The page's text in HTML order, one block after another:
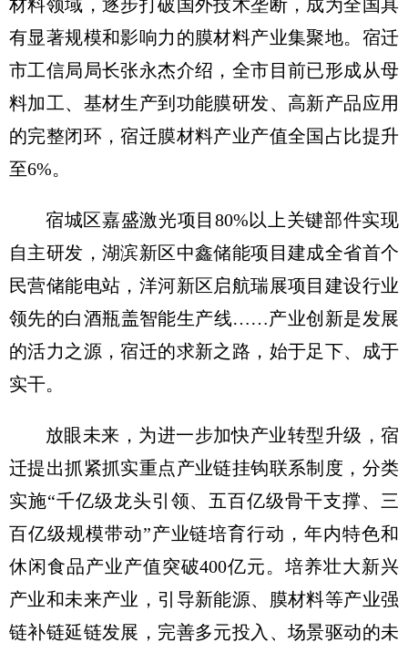
材料领域，逐步打破国外技术垄断，成为全国具
有显著规模和影响力的膜材料产业集聚地。宿迁
市工信局局长张永杰介绍，全市目前已形成从母
料加工、基材生产到功能膜研发、高新产品应用
的完整闭环，宿迁膜材料产业产值全国占比提升
至6%。
宿城区嘉盛激光项目80%以上关键部件实现
自主研发，湖滨新区中鑫储能项目建成全省首个
民营储能电站，洋河新区启航瑞展项目建设行业
领先的白酒瓶盖智能生产线……产业创新是发展
的活力之源，宿迁的求新之路，始于足下、成于
实干。
放眼未来，为进一步加快产业转型升级，宿
迁提出抓紧抓实重点产业链挂钩联系制度，分类
实施“千亿级龙头引领、五百亿级骨干支撑、三
百亿级规模带动”产业链培育行动，年内特色和
休闲食品产业产值突破400亿元。培养壮大新兴
产业和未来产业，引导新能源、膜材料等产业强
链补链延链发展，完善多元投入、场景驱动的未